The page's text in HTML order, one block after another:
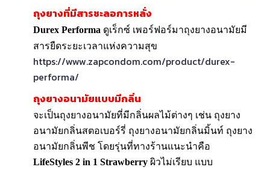
ถุงยางที่มีสารชะลอการหลั่ง
Durex Performa ดูเร็กซ์ เพอร์ฟอร์มาถุงยางอนามัยมี
สารยืดระยะเวลาแห่งความสุข
https://www.zapcondom.com/product/durex-
performa/
ถุงยางอนามัยแบบมีกลิ่น
จะเป็นถุงยางอนามัยที่มีกลิ่นผลไม้ต่างๆ เช่น ถุงยาง
อนามัยกลิ่นสตอเบอร์รี่ ถุงยางอนามัยกลิ่นมิ้นท์ ถุงยาง
อนามัยกลิ่นพีช โดยรุ่นที่ทางร้านแนะนำคือ
LifeStyles 2 in 1 Strawberry ผิวไม่เรียบ แบบ